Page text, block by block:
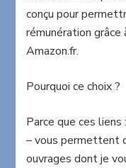
conçu pour
rémunération
Amazon.fr.
Pourquoi ce choix ?
Parce que ces liens :
– vous permettent
ouvrages dont je